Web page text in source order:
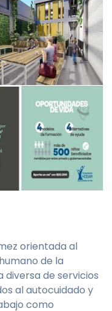
orientada al
de la
de servicios
al autocuidado y
como